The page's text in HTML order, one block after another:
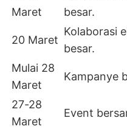
Maret
besar.
20 Maret
Kolaborasi
besar.
Mulai 28
Maret
Kampanye
27-28
Maret
Event